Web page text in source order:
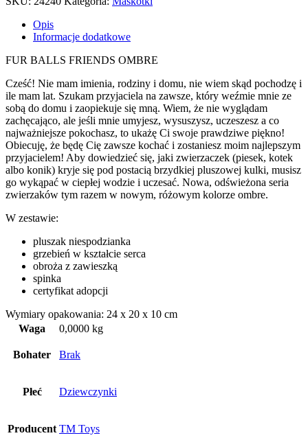
Opis
Informacje dodatkowe
FUR BALLS FRIENDS OMBRE
Cześć! Nie mam imienia, rodziny i domu, nie wiem skąd pochodzę i
ile mam lat. Szukam przyjaciela na zawsze, który weźmie mnie ze
sobą do domu i zaopiekuje się mną. Wiem, że nie wyglądam
zachęcająco, ale jeśli mnie umyjesz, wysuszysz, uczeszesz a co
najważniejsze pokochasz, to ukażę Ci swoje prawdziwe piękno!
Obiecuję, że będę Cię zawsze kochać i zostaniesz moim najlepszym
przyjacielem! Aby dowiedzieć się, jaki zwierzaczek (piesek, kotek
albo konik) kryje się pod postacią brzydkiej pluszowej kulki, musisz
go wykąpać w ciepłej wodzie i uczesać. Nowa, odświeżona seria
zwierzaków tym razem w nowym, różowym kolorze ombre.
W zestawie:
pluszak niespodzianka
grzebień w kształcie serca
obroża z zawieszką
spinka
certyfikat adopcji
Wymiary opakowania: 24 x 20 x 10 cm
Waga
0,0000 kg
Bohater Brak
Płeć Dziewczynki
Producent TM Toys